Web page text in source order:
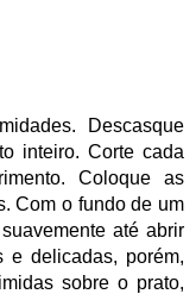
Descasque
inteiro. Corte cada
Coloque as
Com o fundo de um
até abrir
e delicadas, porém,
sobre o prato,